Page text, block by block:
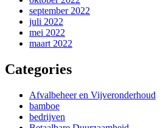
september 2022
juli 2022
mei 2022
maart 2022
Categories
Afvalbeheer en Vijveronderhoud
bamboe
bedrijven